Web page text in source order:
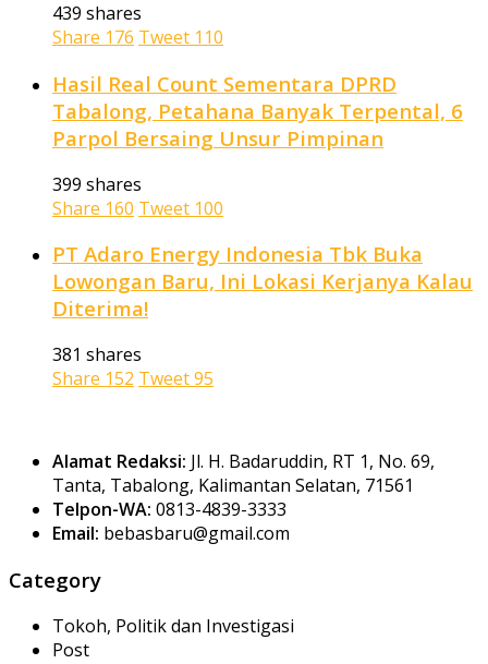
439 shares
Share 176 Tweet 110
Hasil Real Count Sementara DPRD
Tabalong, Petahana Banyak Terpental, 6
Parpol Bersaing Unsur Pimpinan
399 shares
Share 160 Tweet 100
PT Adaro Energy Indonesia Tbk Buka
Lowongan Baru, Ini Lokasi Kerjanya Kalau
Diterima!
381 shares
Share 152 Tweet95
Alamat Redaksi: Jl. H. Badaruddin, RT 1, No. 69,
Tanta, Tabalong, Kalimantan Selatan, 71561
Telpon-WA: 0813-4839-3333
Email: bebasbaru@gmail.com
Category
Tokoh, Politik dan Investigasi
Post